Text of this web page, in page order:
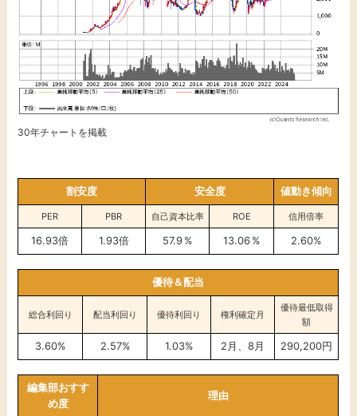
30年チャートを掲載
割安度 安全度 値動き傾向
PER PBR 自己資本比率 ROE 信用倍率
16.93倍 1.93倍 57.9 % 13.06 % 2.60%
優待＆配当
総合利回り 配当利回り 優待利回り 権利確定月
優待最低取得
額
3.60% 2.57% 1.03% 2月、8月 290,200円
編集部おすす
め度
理由